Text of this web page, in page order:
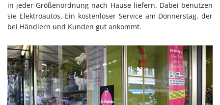
in jeder Größenordnung nach Hause liefern. Dabei benutzen
sie Elektroautos. Ein kostenloser Service am Donnerstag, der
bei Händlern und Kunden gut ankommt.